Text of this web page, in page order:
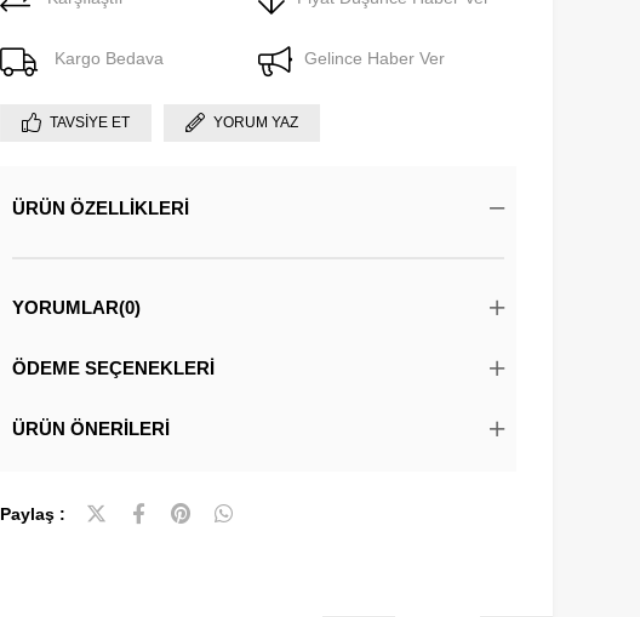
Kargo Bedava Gelince Haber Ver
TAVSIYE ET YORUM YAZ
ÜRÜN ÖZELLIKLERI
YORUMLAR(0)
ÖDEME SEÇENEKLERI
ÜRÜN ÖNERILERI
Paylaş :